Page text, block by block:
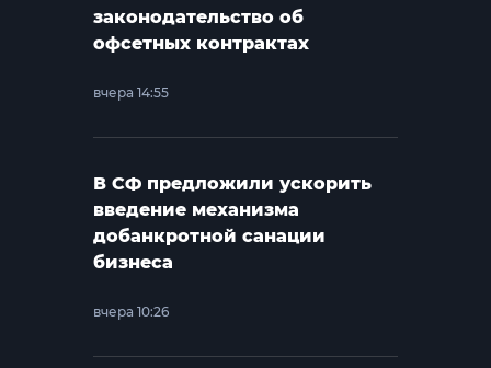
законодательство об
офсетных контрактах
вчера 14:55
В СФ предложили ускорить
введение механизма
добанкротной санации
бизнеса
вчера 10:26